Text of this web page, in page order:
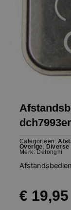
Categorieën:
Overige, Diverse
Merk: Delonghi
€ 19,95